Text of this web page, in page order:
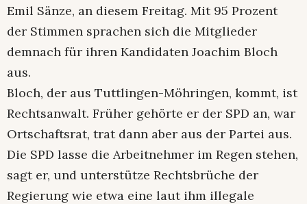
Emil Sänze, an diesem Freitag. Mit 95 Prozent
der Stimmen sprachen sich die Mitglieder
demnach für ihren Kandidaten Joachim Bloch
aus.
Bloch, der aus Tuttlingen-Möhringen, kommt, ist
Rechtsanwalt. Früher gehörte er der SPD an, war
Ortschaftsrat, trat dann aber aus der Partei aus.
Die SPD lasse die Arbeitnehmer im Regen stehen,
sagt er, und unterstütze Rechtsbrüche der
Regierung wie etwa eine laut ihm illegale